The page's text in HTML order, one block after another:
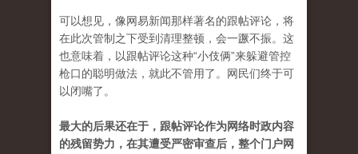
可以想见，像网易新闻那样著名的跟帖评论，将
在此次管制之下受到清理整顿，会一蹶不振。这
也意味着，以跟帖评论这种“小伎俩”来躲避管控
枪口的聪明做法，就此不管用了。网民们终于可
以闭嘴了。
最大的后果还在于，跟帖评论作为网络时政内容
的残留势力，在其遭受严密审查后，整个门户网